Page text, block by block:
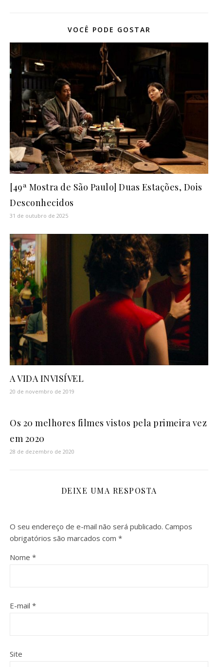
VOCÊ PODE GOSTAR
[49ª Mostra de São Paulo] Duas Estações, Dois
Desconhecidos
31 de outubro de 2025
A VIDA INVISÍVEL
20 de novembro de 2019
Os 20 melhores filmes vistos pela primeira vez
em 2020
28 de dezembro de 2020
DEIXE UMA RESPOSTA
O seu endereço de e-mail não será publicado. Campos
obrigatórios são marcados com *
Nome *
E-mail *
Site